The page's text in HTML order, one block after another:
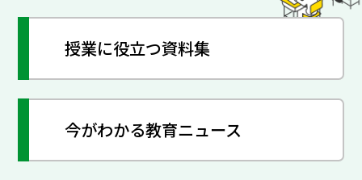
授業に役立つ資料集
今がわかる教育ニュース